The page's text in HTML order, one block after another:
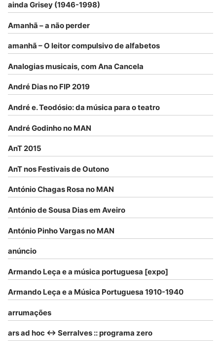
ainda Grisey (1946-1998)
Amanhã – a não perder
amanhã – O leitor compulsivo de alfabetos
Analogias musicais, com Ana Cancela
André Dias no FIP 2019
André e. Teodósio: da música para o teatro
André Godinho no MAN
AnT 2015
AnT nos Festivais de Outono
António Chagas Rosa no MAN
António de Sousa Dias em Aveiro
António Pinho Vargas no MAN
anúncio
Armando Leça e a música portuguesa [expo]
Armando Leça e a Música Portuguesa 1910-1940
arrumações
ars ad hoc <-> Serralves :: programa zero